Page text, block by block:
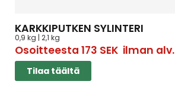
KARKKIPUTKEN SYLINTERI
0,9 kg | 2,1 kg
Osoitteesta 173 SEKilman alv.
Tilaa täältä